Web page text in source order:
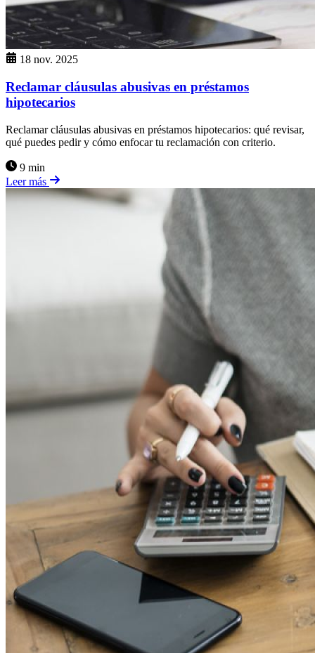
18 nov. 2025
Reclamar cláusulas abusivas en préstamos
hipotecarios
Reclamar cláusulas abusivas en préstamos hipotecarios: qué revisar,
qué puedes pedir y cómo enfocar tu reclamación con criterio.
9 min
Leer más